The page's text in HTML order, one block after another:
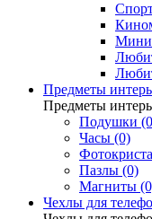
Предметы
Предметы
Подушки
Часы (0)
Пазлы (0)
Магниты
Чехлы для